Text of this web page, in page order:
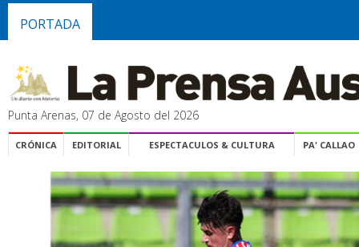
PORTADA
Punta Arenas, 07 de Agosto del 2026
CRÓNICA EDITORIAL ESPECTACULOS & CULTURA PA' CALLAO